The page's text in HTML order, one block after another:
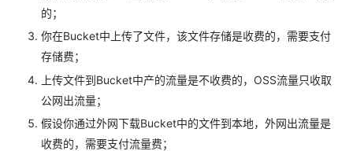
的；
你在Bucket中上传了文件，该文件存储是收费的，需要支付
存储费；
上传文件到Bucket中产的流量是不收费的，OSS流量只收取
公网出流量；
假设你通过外网下载Bucket中的文件到本地，外网出流量是
收费的，需要支付流量费；